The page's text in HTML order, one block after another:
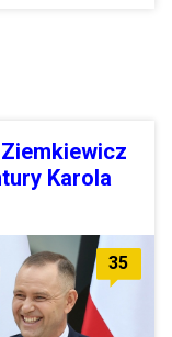
Karola
35